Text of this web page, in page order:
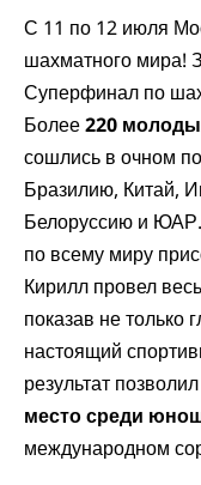
С 11 по 12 июля
шахматного мира!
Суперфинал по
Более220
сошлись в очном
Бразилию, Китай,
Белоруссию и
по всему миру
Кирилл провел
показав не только
настоящий
результат
место среди
международном